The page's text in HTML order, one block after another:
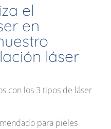
el
en
láser
con los 3 tipos de láser
para pieles